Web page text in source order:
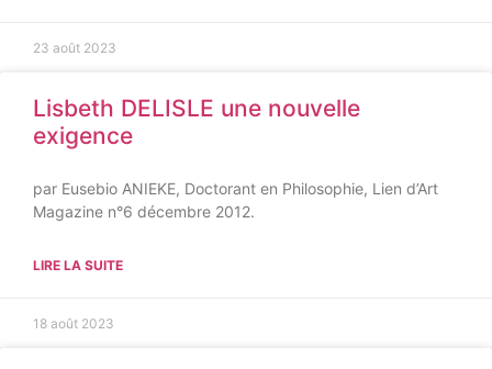
23 août 2023
Lisbeth DELISLE une nouvelle
exigence
par Eusebio ANIEKE, Doctorant en Philosophie, Lien d’Art
Magazine n°6 décembre 2012.
LIRE LA SUITE
18 août 2023